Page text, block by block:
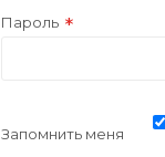
Пароль
Запомнить меня